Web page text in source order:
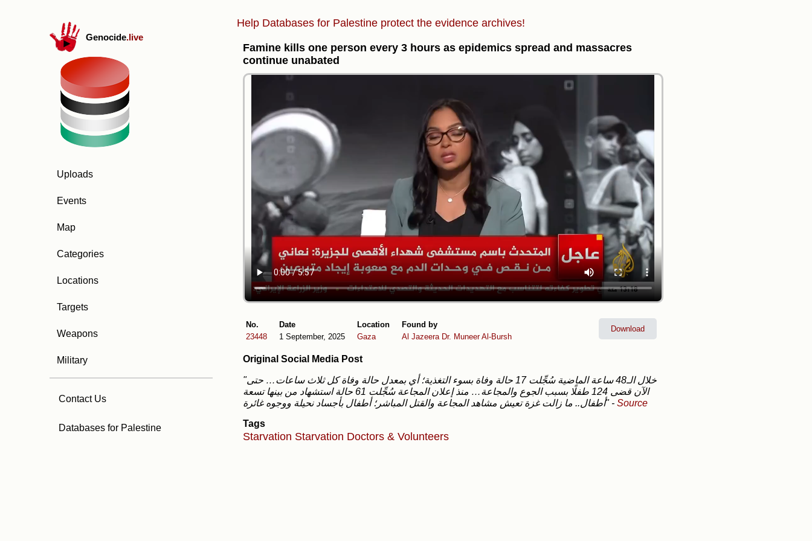
Genocide.live
Uploads
Events
Map
Categories
Locations
Targets
Weapons
Military
Contact Us
Databases for Palestine
Help Databases for Palestine protect the evidence archives!
Famine kills one person every 3 hours as epidemics spread and massacres
continue unabated
No.
23448
Date
1 September, 2025
Location
Gaza
Found by
Al Jazeera Dr. Muneer Al-Bursh
Download
Original Social Media Post
"خلال الـ48 ساعة الماضية سُجِّلت 17 حالة وفاة بسوء التغذية؛ أي بمعدل حالة وفاة كل ثلاث ساعات… حتى
الآن قضى 124 طفلًا بسبب الجوع والمجاعة… منذ إعلان المجاعة سُجِّلت 61 حالة استشهاد من بينها تسعة
أطفال.. ما زالت غزة تعيش مشاهد المجاعة والقتل المباشر؛ أطفال بأجساد نحيلة ووجوه غائرة" - Source
Tags
Starvation Starvation Doctors & Volunteers